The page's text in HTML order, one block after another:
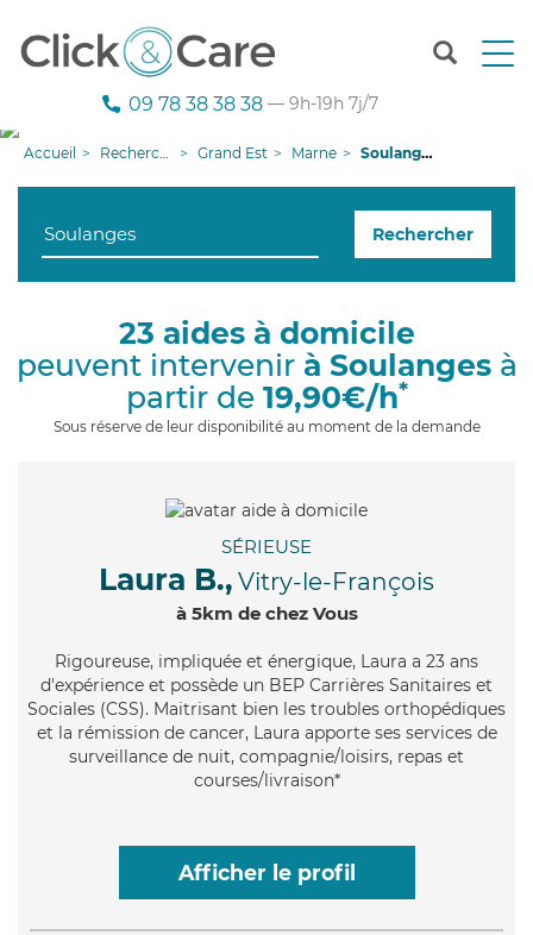
T
n
g
i
09 78 38 38 38 — 9h-19h 7j/7
Accueil Recherche aide à domicile Grand Est Marne Soulanges
Rechercher
23 aides à domicile
peuvent intervenir à Soulangesà
partir de 19,90€/h*
Sous réserve de leur disponibilité au moment de la demande
SÉRIEUSE
Laura B., Vitry-le-François
à 5km de chez Vous
Rigoureuse, impliquée et énergique, Laura a 23 ans
d'expérience et possède un BEP Carrières Sanitaires et
Sociales (CSS). Maitrisant bien les troubles orthopédiques
et la rémission de cancer, Laura apporte ses services de
surveillance de nuit, compagnie/loisirs, repas et
courses/livraison*
Afficher le profil